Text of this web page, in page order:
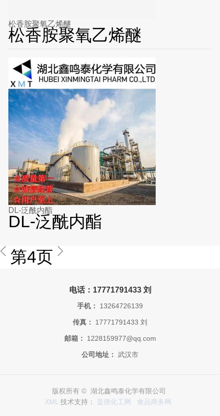
松香胺聚氧乙烯醚
松香胺聚氧乙烯醚
DL-泛酰内酯
DL-泛酰内酯
第4页
电话：17771791433 刘
手机： 13264726139
传真： 17771791433 刘
邮箱： 1228159977@qq.com
公司地址： 武汉市
版权所有 © 湖北鑫鸣泰化学有限公司
XML 技术支持： 盖德化工网 食品商务网